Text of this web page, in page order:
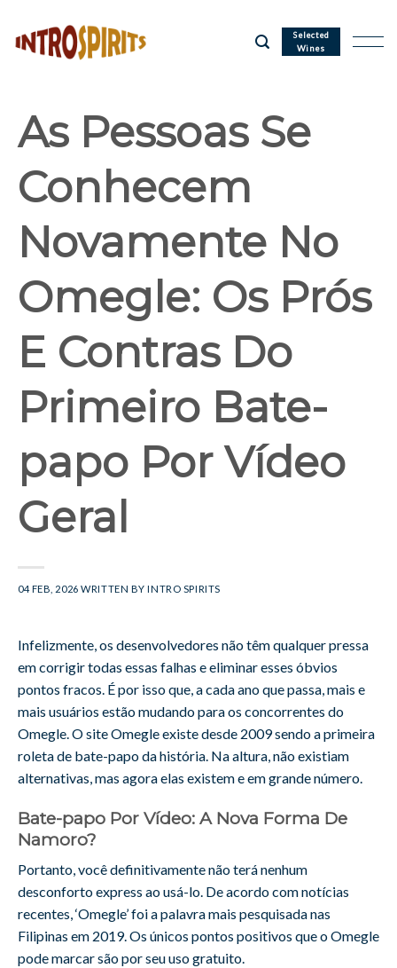
content
Selected
Wines
As Pessoas Se
Conhecem
Novamente No
Omegle: Os Prós
E Contras Do
Primeiro Bate-
papo Por Vídeo
Geral
04 FEB, 2026 WRITTEN BYINTRO SPIRITS
Infelizmente, os desenvolvedores não têm qualquer pressa
em corrigir todas essas falhas e eliminar esses óbvios
pontos fracos. É por isso que, a cada ano que passa, mais e
mais usuários estão mudando para os concorrentes do
Omegle. O site Omegle existe desde 2009 sendo a primeira
roleta de bate-papo da história. Na altura, não existiam
alternativas, mas agora elas existem e em grande número.
Bate-papo Por Vídeo: A Nova Forma De
Namoro?
Portanto, você definitivamente não terá nenhum
desconforto express ao usá-lo. De acordo com notícias
recentes, ‘Omegle’ foi a palavra mais pesquisada nas
Filipinas em 2019. Os únicos pontos positivos que o Omegle
pode marcar são por seu uso gratuito.